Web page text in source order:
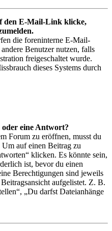
den E-Mail-Link klicke,
die foreninterne E-Mail-
Benutzer nutzen, falls
freigeschaltet wurde.
dieses Systems durch
oder eine Antwort?
Forum zu eröffnen, musst du
auf einen Beitrag zu
klicken. Es könnte sein,
ist, bevor du einen
Berechtigungen sind jeweils
aufgelistet. Z. B.
„Du darfst Dateianhänge